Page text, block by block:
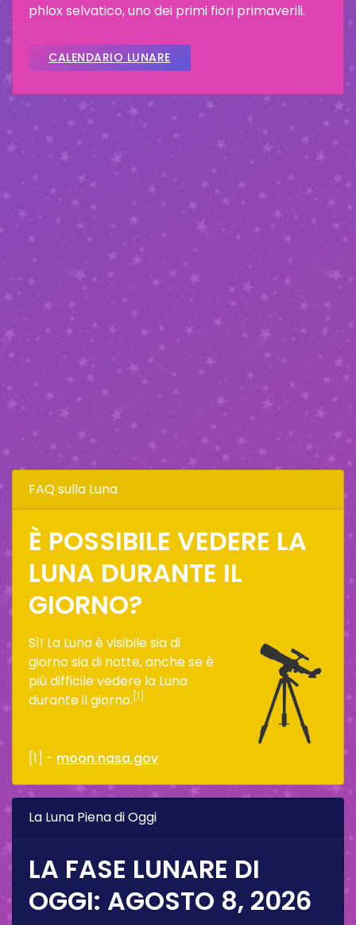
phlox selvatico, uno dei primi fiori primaverili.
CALENDARIO LUNARE
FAQ sulla Luna
È POSSIBILE VEDERE LA
LUNA DURANTE IL
GIORNO?
Sì! La Luna è visibile sia di
giorno sia di notte, anche se è
più difficile vedere la Luna
durante il giorno. [1]
[1] - moon.nasa.gov
La Luna Piena di Oggi
LA FASE LUNARE DI
OGGI: AGOSTO 8, 2026